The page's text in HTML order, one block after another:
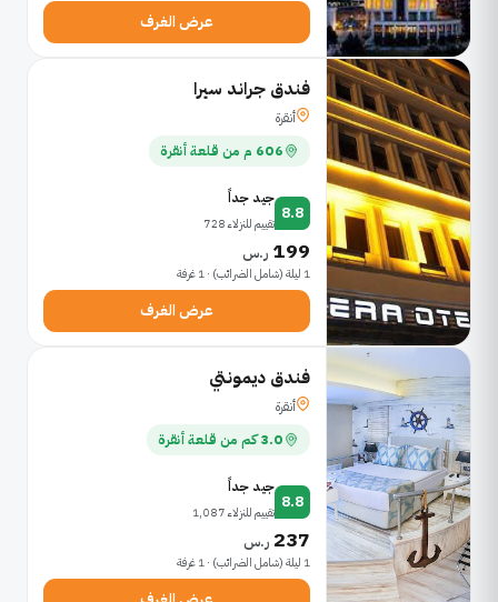
عرض الغرف
فندق جراند سيرا
أنقرة
606 م من قلعة أنقرة
8.8
جيد جداً
تقييم للنزلاء 728
199 ر.س
1 ليلة (شامل الضرائب) · 1 غرفة
عرض الغرف
فندق ديمونتي
أنقرة
3.0 كم من قلعة أنقرة
8.8
جيد جداً
تقييم للنزلاء 1,087
237 ر.س
1 ليلة (شامل الضرائب) · 1 غرفة